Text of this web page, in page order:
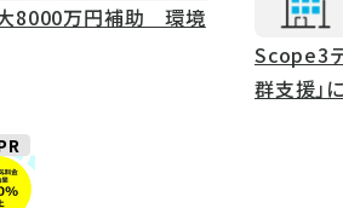
8000万円補助 環境
Scope3
群支援」